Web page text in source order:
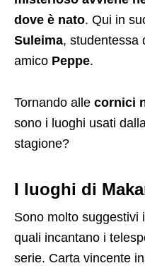
dove è nato. Qui in
Suleima, studentessa
amico Peppe.
Tornando alle cornici
sono i luoghi usati
stagione?
I luoghi di
Sono molto suggestivi
quali incantano i
serie. Carta vincente